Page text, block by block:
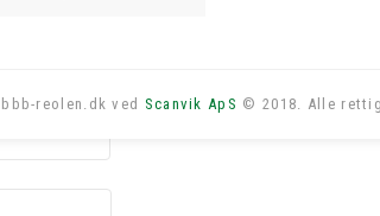
bbb-reolen.dk ved Scanvik ApS © 2018. Alle